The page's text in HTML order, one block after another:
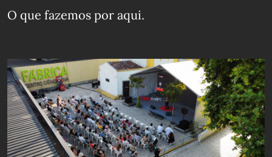
O que fazemos por aqui.